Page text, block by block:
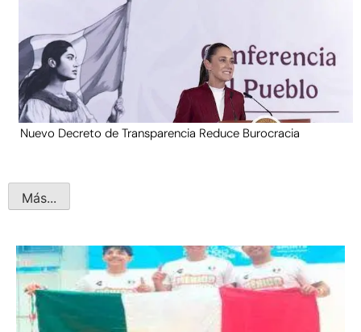
Nuevo Decreto de Transparencia Reduce Burocracia
Más...